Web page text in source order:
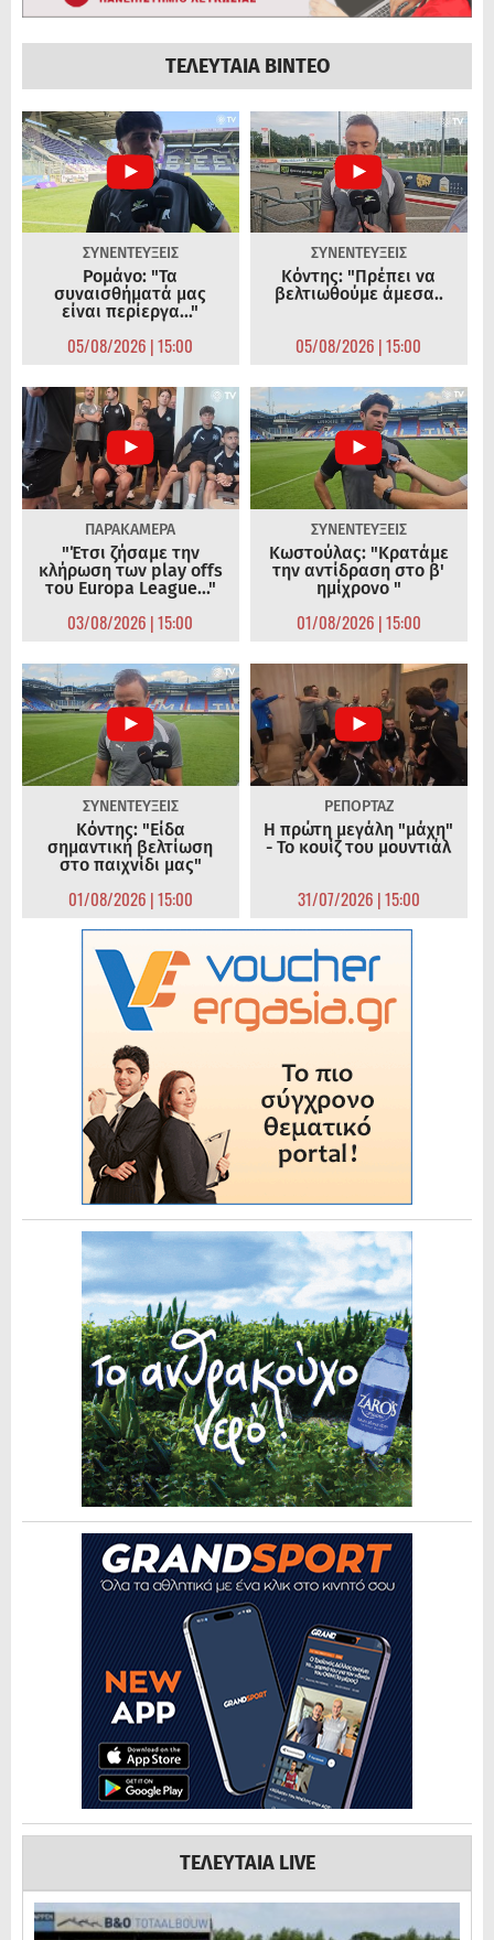
ΤΕΛΕΥΤΑΙΑ ΒΙΝΤΕΟ
ΣΥΝΕΝΤΕΥΞΕΙΣ
Ρομάνο: "Τα
συναισθήματά μας
είναι περίεργα..."
05/08/2026 | 15:00
ΣΥΝΕΝΤΕΥΞΕΙΣ
Κόντης: "Πρέπει να
βελτιωθούμε άμεσα..
05/08/2026 | 15:00
ΠΑΡΑΚΑΜΕΡΑ
"Έτσι ζήσαμε την
κλήρωση των play offs
του Europa League..."
03/08/2026 | 15:00
ΣΥΝΕΝΤΕΥΞΕΙΣ
Κωστούλας: "Κρατάμε
την αντίδραση στο β'
ημίχρονο "
01/08/2026 | 15:00
ΣΥΝΕΝΤΕΥΞΕΙΣ
Κόντης: "Είδα
σημαντική βελτίωση
στο παιχνίδι μας"
01/08/2026 | 15:00
ΡΕΠΟΡΤΑΖ
Η πρώτη μεγάλη "μάχη"
- Το κουίζ του μουντιάλ
31/07/2026 | 15:00
ΤΕΛΕΥΤΑΙΑ LIVE